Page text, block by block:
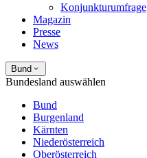
Konjunkturumfrage
Magazin
Presse
News
Bund
Bundesland auswählen
Bund
Burgenland
Kärnten
Niederösterreich
Oberösterreich